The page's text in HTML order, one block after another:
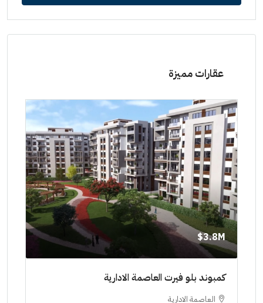
عقارات مميزة
3.8M$
كمبوند بلو فيرت العاصمة الادارية
العاصمة الادارية